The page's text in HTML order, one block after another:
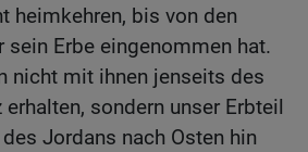
heimkehren, bis von den
sein Erbe eingenommen hat.
nicht mit ihnen jenseits des
sondern unser Erbteil
Jordans nach Osten hin